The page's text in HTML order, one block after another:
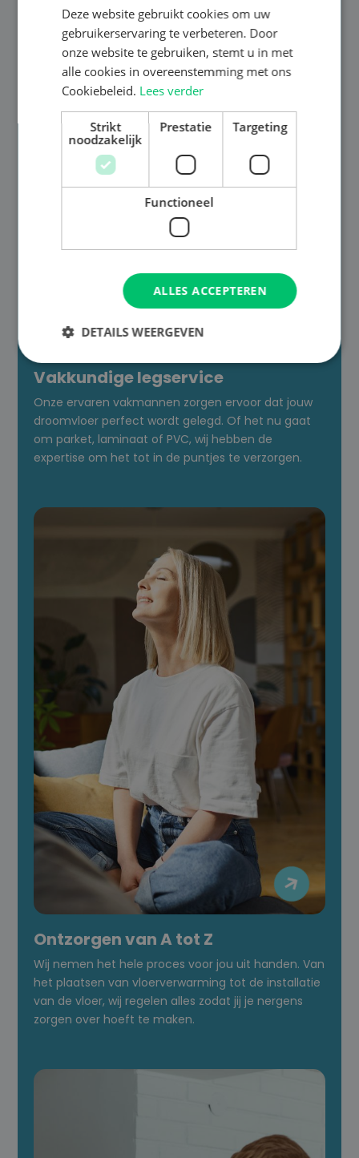
Vakkundige legservice
Onze ervaren vakmannen zorgen ervoor dat jouw
droomvloer perfect wordt gelegd. Of het nu gaat
om parket, laminaat of PVC, wij hebben de
expertise om het tot in de puntjes te verzorgen.

Ontzorgen van A tot Z
Wij nemen het hele proces voor jou uit handen. Van
het plaatsen van vloerverwarming tot de installatie
van de vloer, wij regelen alles zodat jij je nergens
zorgen over hoeft te maken.
Deze website gebruikt cookies om uw
gebruikerservaring te verbeteren. Door
onze website te gebruiken, stemt u in met
alle cookies in overeenstemming met ons
Cookiebeleid. Lees verder
Strikt
noodzakelijk
Prestatie Targeting
Functioneel
ALLES ACCEPTEREN
DETAILS WEERGEVEN